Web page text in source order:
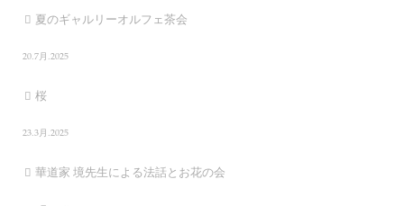
夏のギャルリーオルフェ茶会
20.7月.2025
桜
23.3月.2025
華道家 境先生による法話とお花の会